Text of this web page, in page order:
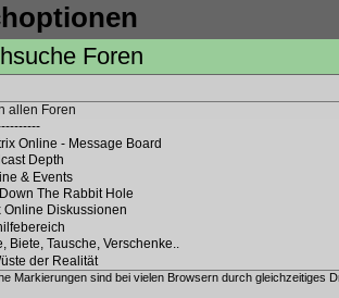
Foren
Markierungen sind bei vielen Browsern durch gleichzeitiges